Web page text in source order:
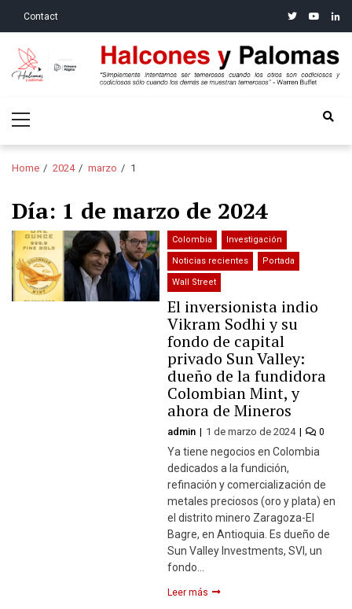
Contact twitteryoutube
Halcones y Palomas
Menu
Home 2024 marzo 1
Día: 1 de marzo de 2024
Colombia Investigación
Noticias recientes Portada
Wall Street
El inversionista indio
Vikram Sodhi y su
fondo de capital
privado Sun Valley:
dueño de la fundidora
Colombian Mint, y
ahora de Mineros
admin 1 de marzo de 2024 0
Ya tiene negocios en Colombia
dedicados a la fundición,
refinación y comercialización de
metales preciosos (oro y plata) en
el distrito minero Zaragoza-El
Bagre, en Antioquia. Es dueño de
Sun Valley Investments, SVI, un
fondo…
Leer más